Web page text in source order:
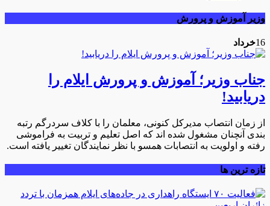
وزیر آموزش و پرورش
16خرداد
جناب وزیر؛ آموزش و پرورش ایلام را
دریابید!
از زمان انتصاب مدیرکل کنونی، معلمان را با کلاف سردرگم رتبه
بندی آنچنان مشغول شده اند که اصل تعلیم و تربیت به فراموشی
رفته و اولویت به انتصابات همسو با نظر نمایندگان تغییر یافته است.
تازه ترین ها